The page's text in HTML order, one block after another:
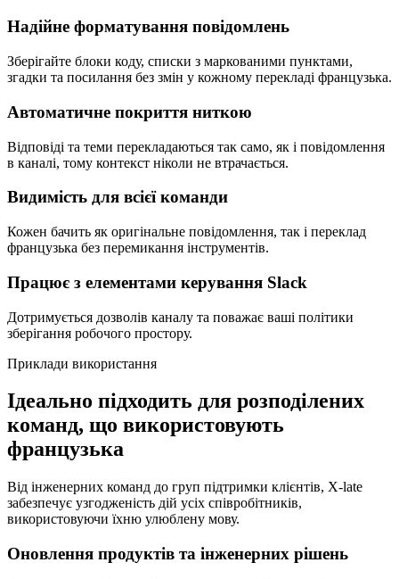
Надійне форматування повідомлень
Зберігайте блоки коду, списки з маркованими пунктами,
згадки та посилання без змін у кожному перекладі французька.
Автоматичне покриття ниткою
Відповіді та теми перекладаються так само, як і повідомлення
в каналі, тому контекст ніколи не втрачається.
Видимість для всієї команди
Кожен бачить як оригінальне повідомлення, так і переклад
французька без перемикання інструментів.
Працює з елементами керування Slack
Дотримується дозволів каналу та поважає ваші політики
зберігання робочого простору.
Приклади використання
Ідеально підходить для розподілених
команд, що використовують
французька
Від інженерних команд до груп підтримки клієнтів, X-late
забезпечує узгодженість дій усіх співробітників,
використовуючи їхню улюблену мову.
Оновлення продуктів та інженерних рішень